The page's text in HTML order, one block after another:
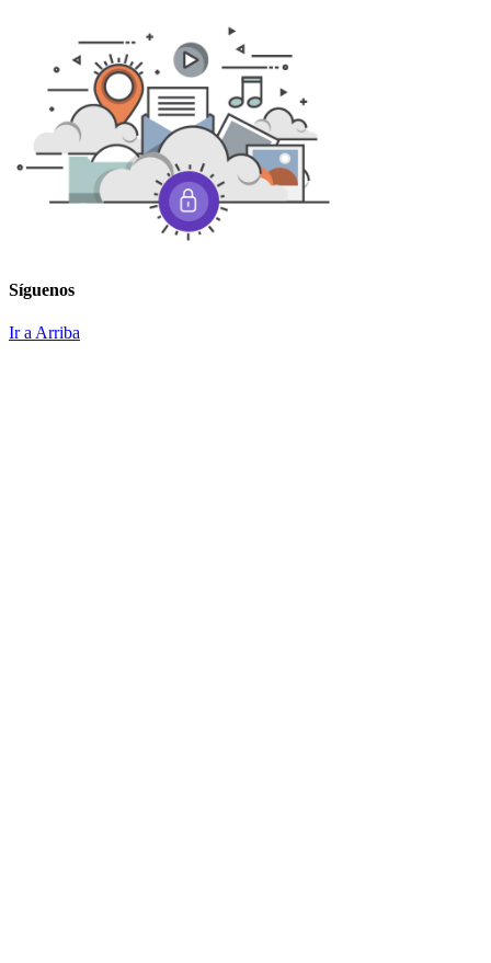
Síguenos
Ir a Arriba